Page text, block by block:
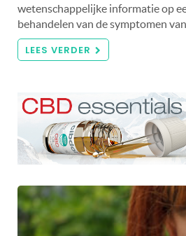
wetenschappelijke informatie op
behandelen van de symptomen
LEES VERDER